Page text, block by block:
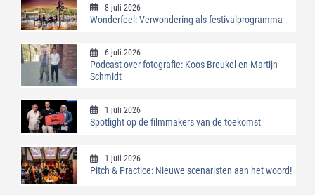
8 juli 2026
Wonderfeel: Verwondering als festivalprogramma
6 juli 2026
Podcast over fotografie: Koos Breukel en Martijn
Schmidt
1 juli 2026
Spotlight op de filmmakers van de toekomst
1 juli 2026
Pitch & Practice: Nieuwe scenaristen aan het woord!